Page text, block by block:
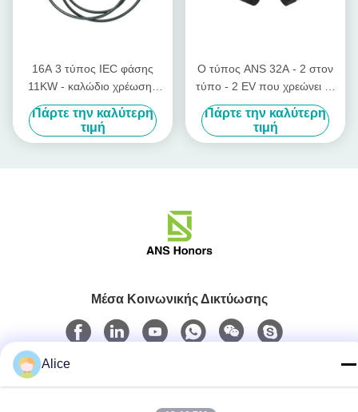
16A 3 τύπος IEC φάσης
11KW - καλώδιο χρέωσης
οχημάτων 2 συνδετήρων με
το καλώδιο 5m
Πάρτε την καλύτερη
τιμή
Ο τύπος ANS 32A - 2 στον
τύπο - 2 EV που χρεώνει το
καλώδιο με τα υλικά TPU
στεγανοποιεί IP55
Πάρτε την καλύτερη
τιμή
Μέσα Κοινωνικής Δικτύωσης
Alice